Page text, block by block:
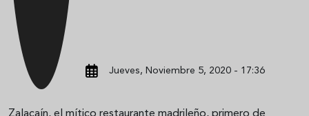
Jueves, Noviembre 5, 2020 - 17:36
Zalacaín, el mítico restaurante madrileño, primero de